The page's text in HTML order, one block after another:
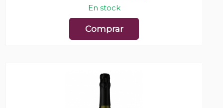
En stock
Comprar